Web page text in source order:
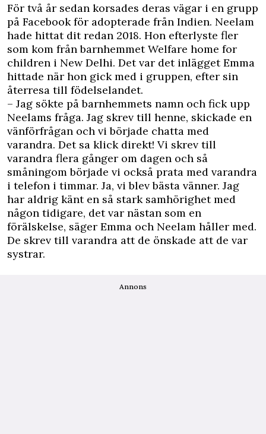
För två år sedan korsades deras vägar i en grupp
på Facebook för adopterade från Indien. Neelam
hade hittat dit redan 2018. Hon efterlyste fler
som kom från barnhemmet Welfare home for
children i New Delhi. Det var det inlägget Emma
hittade när hon gick med i gruppen, efter sin
återresa till födelselandet.
– Jag sökte på barnhemmets namn och fick upp
Neelams fråga. Jag skrev till henne, skickade en
vänförfrågan och vi började chatta med
varandra. Det sa klick direkt! Vi skrev till
varandra flera gånger om dagen och så
småningom började vi också prata med varandra
i telefon i timmar. Ja, vi blev bästa vänner. Jag
har aldrig känt en så stark samhörighet med
någon tidigare, det var nästan som en
förälskelse, säger Emma och Neelam håller med.
De skrev till varandra att de önskade att de var
systrar.
Annons